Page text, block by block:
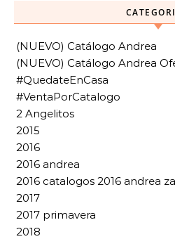
(NUEVO) Catálogo Andrea
(NUEVO) Catálogo Andrea
#QuedateEnCasa
#VentaPorCatalogo
2 Angelitos
2015
2016
2016 andrea
2016 catalogos 2016 andrea
2017
2017 primavera
2018